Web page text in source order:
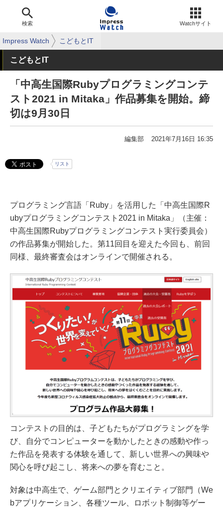
検索 Watchサイト
Impress Watch こどもとIT
こどもとIT
「中高生国際Rubyプログラミングコンテ
スト2021 in Mitaka」作品募集を開始。締
切は9月30日
編集部 2021年7月16日 16:35
リスト
プログラミング言語「Ruby」を活用した「中高生国際R
ubyプログラミングコンテスト2021 in Mitaka」（主催：
中高生国際Rubyプログラミングコンテスト実行委員会）
の作品募集が開始した。第11回目を迎えた今回も、前回
同様、最終審査会はオンラインで開催される。
コンテストの目的は、子どもたちがプログラミングを学
び、自分でコンピューターを動かしたときの感動や作っ
た作品を発表する体験を通して、新しい世界への興味や
関心を呼び起こし、将来への夢を育むこと。
対象は中高生で、ゲーム部門とクリエイティブ部門（We
bアプリケーション、各種ツール、ロボット制御等ゲー